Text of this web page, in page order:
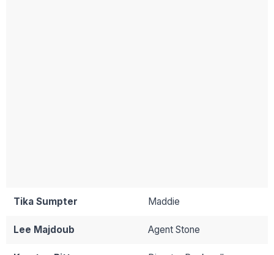
Tika Sumpter Maddie
Lee Majdoub Agent Stone